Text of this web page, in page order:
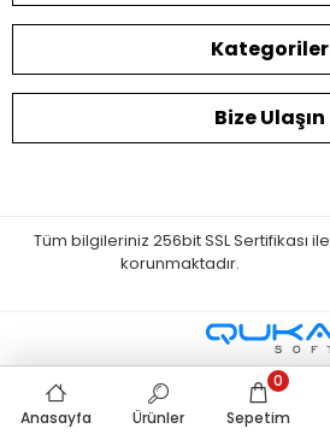
Kategoriler
Bize Ulaşın
Tüm bilgileriniz 256bit SSL Sertifikası ile
korunmaktadır.
Anasayfa Ürünler Sepetim
0